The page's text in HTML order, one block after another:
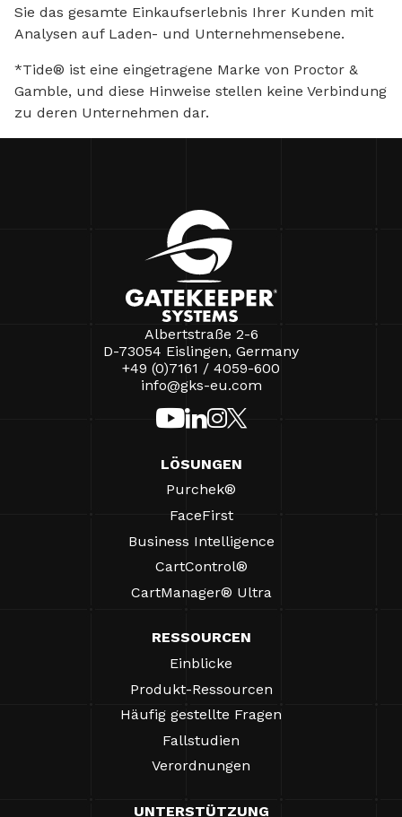
Sie das gesamte Einkaufserlebnis Ihrer Kunden mit
Analysen auf Laden- und Unternehmensebene.
*Tide® ist eine eingetragene Marke von Proctor &
Gamble, und diese Hinweise stellen keine Verbindung
zu deren Unternehmen dar.
Albertstraße 2-6
D-73054 Eislingen, Germany
+49 (0)7161 / 4059-600
info@gks-eu.com
LÖSUNGEN
Purchek®
FaceFirst
Business Intelligence
CartControl®
CartManager® Ultra
RESSOURCEN
Einblicke
Produkt-Ressourcen
Häufig gestellte Fragen
Fallstudien
Verordnungen
UNTERSTÜTZUNG